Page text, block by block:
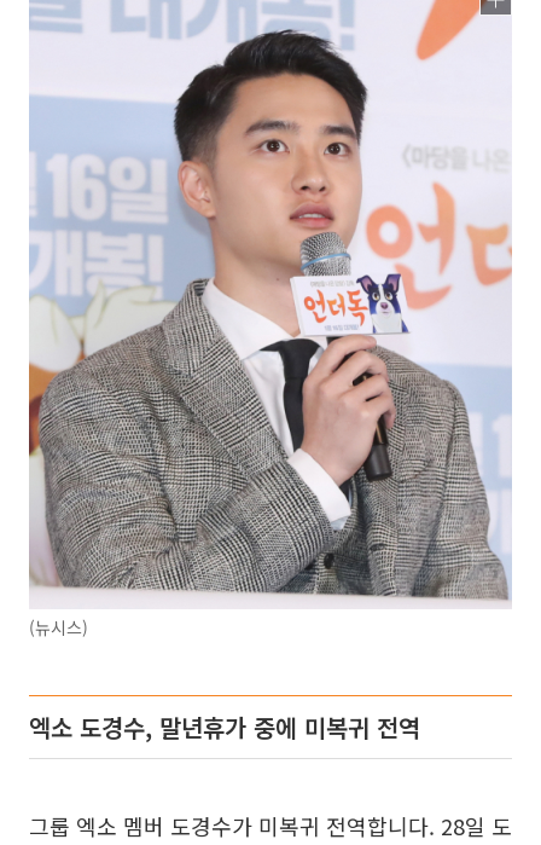
(뉴시스)
엑소 도경수, 말년휴가 중에 미복귀 전역
그룹 엑소 멤버 도경수가 미복귀 전역합니다. 28일 도